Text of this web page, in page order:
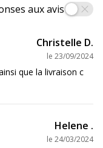
aux avis
Christelle D.
le 23/09/2024
que la livraison c
Helene .
le 24/03/2024